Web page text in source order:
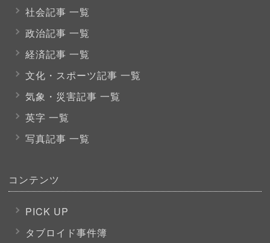
社会記事 一覧
政治記事 一覧
経済記事 一覧
文化・スポーツ記事 一覧
気象・災害記事 一覧
英字 一覧
写真記事 一覧
コンテンツ
PICK UP
タブロイド事件簿